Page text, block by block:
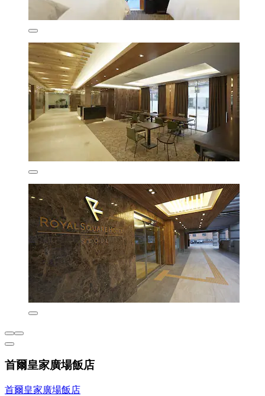
首爾皇家廣場飯店
首爾皇家廣場飯店